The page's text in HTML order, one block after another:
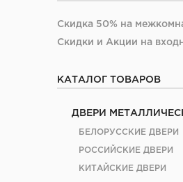
Скидка 50% на
Скидки и Акции на
КАТАЛОГ ТОВАРОВ
ДВЕРИ
БЕЛОРУССКИЕ ДВЕРИ
РОССИЙСКИЕ ДВЕРИ
КИТАЙСКИЕ ДВЕРИ